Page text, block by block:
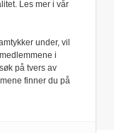
Les mer i vår
under, vil
i
på tvers av
finner du på